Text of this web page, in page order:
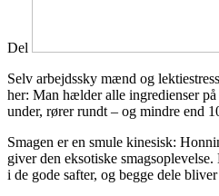
Del
Selv arbejdssky mænd og
her: Man hælder alle ingredienser
under, rører rundt – og mindre end
Smagen er en smule kinesisk:
giver den eksotiske
i de gode safter, og begge dele